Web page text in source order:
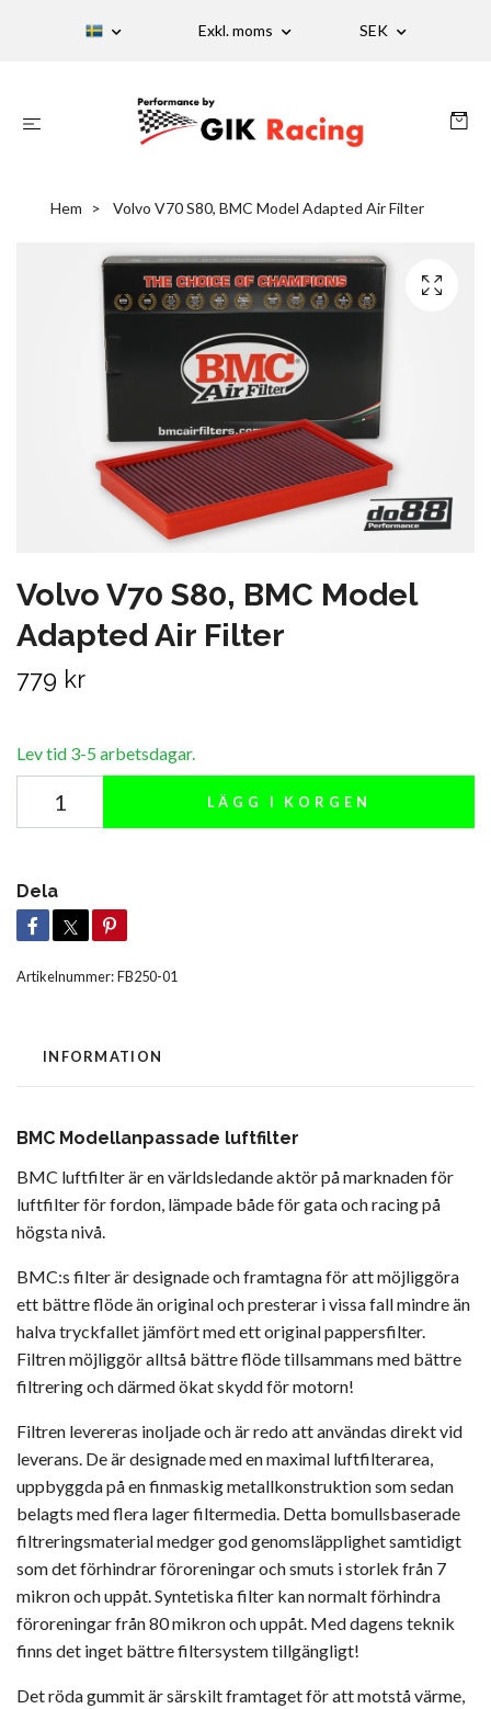
Exkl. moms SEK
Hem Volvo V70 S80, BMC Model Adapted Air Filter
Volvo V70 S80, BMC Model
Adapted Air Filter
779 kr
Lev tid 3-5 arbetsdagar.
LÄGG I KORGEN
Dela
Artikelnummer:FB250-01
INFORMATION
BMC Modellanpassade luftfilter
BMC luftfilter är en världsledande aktör på marknaden för
luftfilter för fordon, lämpade både för gata och racing på
högsta nivå.
BMC:s filter är designade och framtagna för att möjliggöra
ett bättre flöde än original och presterar i vissa fall mindre än
halva tryckfallet jämfört med ett original pappersfilter.
Filtren möjliggör alltså bättre flöde tillsammans med bättre
filtrering och därmed ökat skydd för motorn!
Filtren levereras inoljade och är redo att användas direkt vid
leverans. De är designade med en maximal luftfilterarea,
uppbyggda på en finmaskig metallkonstruktion som sedan
belagts med flera lager filtermedia. Detta bomullsbaserade
filtreringsmaterial medger god genomsläpplighet samtidigt
som det förhindrar föroreningar och smuts i storlek från 7
mikron och uppåt. Syntetiska filter kan normalt förhindra
föroreningar från 80 mikron och uppåt. Med dagens teknik
finns det inget bättre filtersystem tillgängligt!
Det röda gummit är särskilt framtaget för att motstå värme,